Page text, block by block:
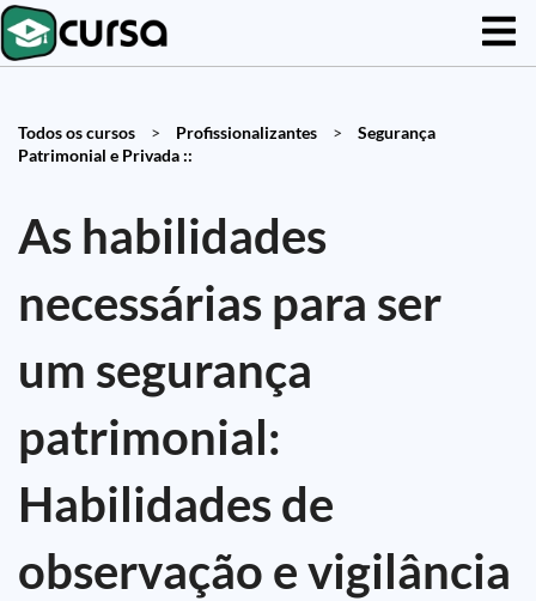
Todos os cursos > Profissionalizantes >
Segurança
Patrimonial e Privada ::
As habilidades
necessárias para ser
um segurança
patrimonial:
Habilidades de
observação e vigilância